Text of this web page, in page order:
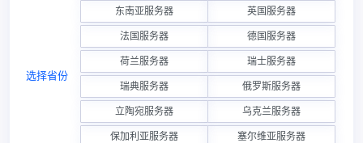
选择省份
东南亚服务器 英国服务器
法国服务器 德国服务器
荷兰服务器 瑞士服务器
瑞典服务器 俄罗斯服务器
立陶宛服务器 乌克兰服务器
保加利亚服务器 塞尔维亚服务器